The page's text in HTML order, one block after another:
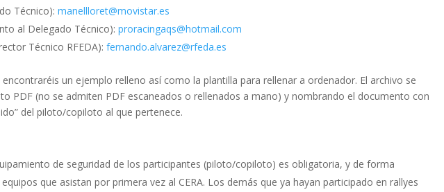
Técnico):manellloret@movistar.es
al Delegado Técnico):proracingaqs@hotmail.com
Técnico RFEDA):fernando.alvarez@rfeda.es
un ejemplo relleno así como la plantilla para rellenar a ordenador. El archivo se
PDF (no se admiten PDF escaneados o rellenados a mano) y nombrando el documento con
del piloto/copiloto al que pertenece.
de seguridad de los participantes (piloto/copiloto) es obligatoria, y de forma
que asistan por primera vez al CERA. Los demás que ya hayan participado en rallyes